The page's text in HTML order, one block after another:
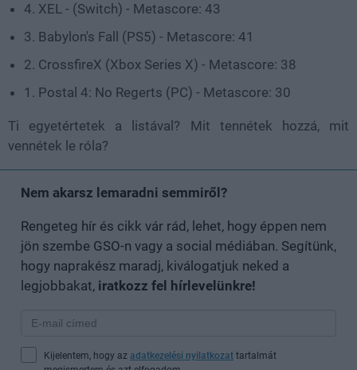
4. XEL - (Switch) - Metascore: 43
3. Babylon's Fall (PS5) - Metascore: 41
2. CrossfireX (Xbox Series X) - Metascore: 38
1. Postal 4: No Regerts (PC) - Metascore: 30
Ti egyetértetek a listával? Mit tennétek hozzá, mit
vennétek le róla?
Nem akarsz lemaradni semmiről?
Rengeteg hír és cikk vár rád, lehet, hogy éppen nem
jön szembe GSO-n vagy a social médiában. Segítünk,
hogy naprakész maradj, kiválogatjuk neked a
legjobbakat, iratkozz fel hírlevelünkre!
Kijelentem, hogy az adatkezelési nyilatkozat tartalmát